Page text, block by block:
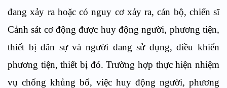
đang xảy ra hoặc có nguy cơ xảy ra, cán bộ, chiến sĩ
Cảnh sát cơ động được huy động người, phương tiện,
thiết bịdân sựvà người đang sử dụng, điều khiển
phương tiện, thiết bị đó. Trường hợp thực hiện nhiệm
vụ chống khủng bố, việc huy động người, phương